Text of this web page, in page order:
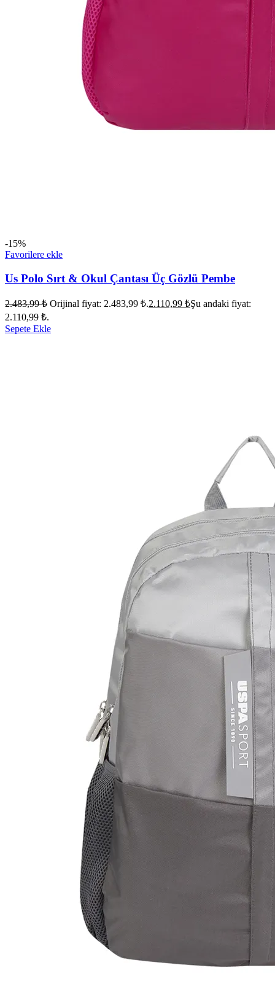
-15%
Favorilere ekle
Us Polo Sırt & Okul Çantası Üç Gözlü Pembe
2.483,99₺ Orijinal fiyat: 2.483,99 ₺.2.110,99 ₺Şu andaki fiyat:
2.110,99 ₺.
Sepete Ekle